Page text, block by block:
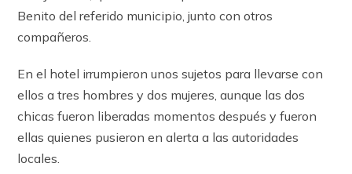
Benito del referido municipio, junto con otros
compañeros.
En el hotel irrumpieron unos sujetos para llevarse con
ellos a tres hombres y dos mujeres, aunque las dos
chicas fueron liberadas momentos después y fueron
ellas quienes pusieron en alerta a las autoridades
locales.